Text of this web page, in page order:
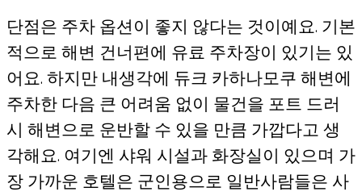
단점은 주차 옵션이 좋지 않다는 것이예요. 기본
적으로 해변 건너편에 유료 주차장이 있기는 있
어요. 하지만 내생각에 듀크 카하나모쿠 해변에
주차한 다음 큰 어려움 없이 물건을 포트 드러
시 해변으로 운반할 수 있을 만큼 가깝다고 생
각해요. 여기엔 샤워 시설과 화장실이 있으며 가
장 가까운 호텔은 군인용으로 일반사람들은 사